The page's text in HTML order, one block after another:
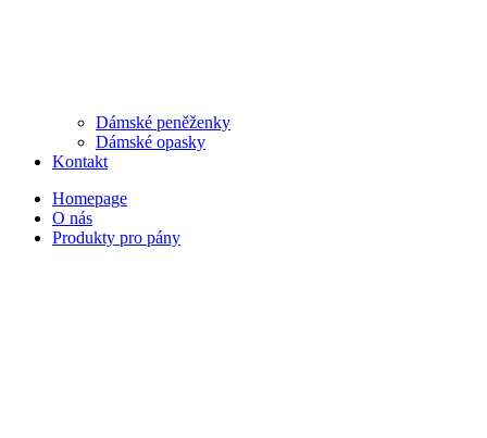
Dámské peněženky
Dámské opasky
Kontakt
Homepage
O nás
Produkty pro pány